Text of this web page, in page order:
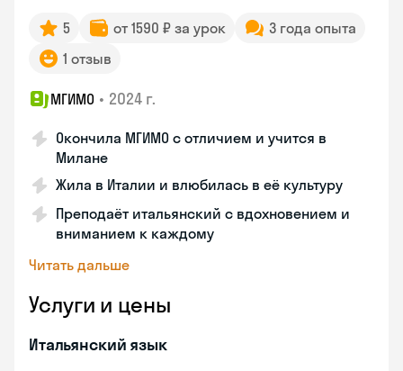
5 от 1590 ₽ за урок
3 года опыта
1 отзыв
МГИМО • 2024 г.
Окончила МГИМО с отличием и учится в
Милане
Жила в Италии и влюбилась в её культуру
Преподаёт итальянский с вдохновением и
вниманием к каждому
Читать дальше
Услуги и цены
Итальянский язык